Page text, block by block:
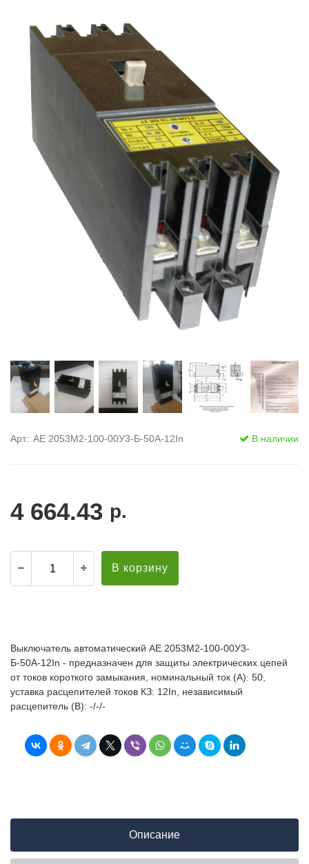
Стремянки с
Стремянки с
опорой
Ширмы
РЗА (шторы)
Штендеры
Щиты
диэлектрические
Арт.: АЕ 2053M2-100-00У3-Б-50А-12In В наличии
4 664.43 р.
В корзину
Выключатель автоматический АЕ 2053M2-100-00У3-
Б-50А-12In - предназначен для защиты электрических цепей
от токов короткого замыкания, номинальный ток (А): 50,
уставка расцепителей токов КЗ: 12In, независимый
расцепитель (В): -/-/-
Описание